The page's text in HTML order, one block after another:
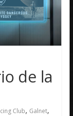
de la
Club, Galnet,